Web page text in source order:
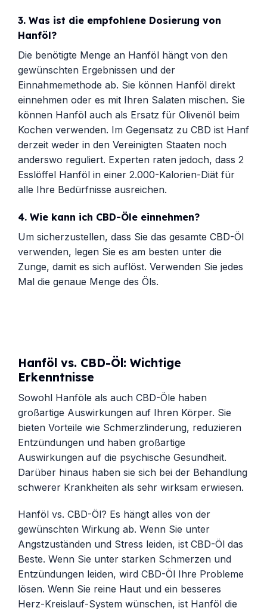
3. Was ist die empfohlene Dosierung von
Hanföl?
Die benötigte Menge an Hanföl hängt von den
gewünschten Ergebnissen und der
Einnahmemethode ab. Sie können Hanföl direkt
einnehmen oder es mit Ihren Salaten mischen. Sie
können Hanföl auch als Ersatz für Olivenöl beim
Kochen verwenden. Im Gegensatz zu CBD ist Hanf
derzeit weder in den Vereinigten Staaten noch
anderswo reguliert. Experten raten jedoch, dass 2
Esslöffel Hanföl in einer 2.000-Kalorien-Diät für
alle Ihre Bedürfnisse ausreichen.
4. Wie kann ich CBD-Öle einnehmen?
Um sicherzustellen, dass Sie das gesamte CBD-Öl
verwenden, legen Sie es am besten unter die
Zunge, damit es sich auflöst. Verwenden Sie jedes
Mal die genaue Menge des Öls.
Hanföl vs. CBD-Öl: Wichtige
Erkenntnisse
Sowohl Hanföle als auch CBD-Öle haben
großartige Auswirkungen auf Ihren Körper. Sie
bieten Vorteile wie Schmerzlinderung, reduzieren
Entzündungen und haben großartige
Auswirkungen auf die psychische Gesundheit.
Darüber hinaus haben sie sich bei der Behandlung
schwerer Krankheiten als sehr wirksam erwiesen.
Hanföl vs. CBD-Öl? Es hängt alles von der
gewünschten Wirkung ab. Wenn Sie unter
Angstzuständen und Stress leiden, ist CBD-Öl das
Beste. Wenn Sie unter starken Schmerzen und
Entzündungen leiden, wird CBD-Öl Ihre Probleme
lösen. Wenn Sie reine Haut und ein besseres
Herz-Kreislauf-System wünschen, ist Hanföl die